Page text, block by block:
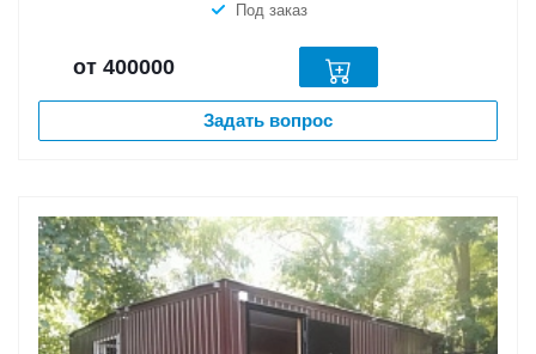
Под заказ
от 400000
Задать вопрос